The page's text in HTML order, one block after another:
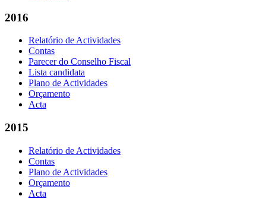
2016
Relatório de Actividades
Contas
Parecer do Conselho Fiscal
Lista candidata
Plano de Actividades
Orçamento
Acta
2015
Relatório de Actividades
Contas
Plano de Actividades
Orçamento
Acta